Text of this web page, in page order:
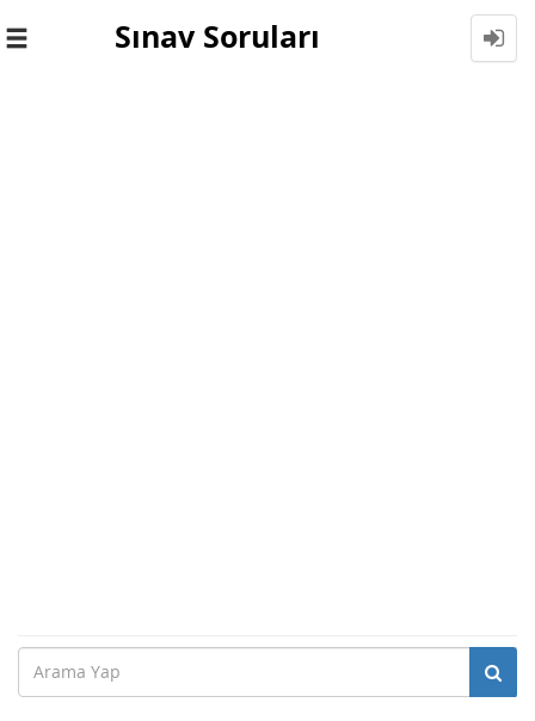
Toggle
Sınav Soruları